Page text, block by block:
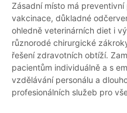
Zásadní místo má
vakcinace, důkladné
ohledně veterinárních diet i
různorodé chirurgické
řešení zdravotních obtíží.
pacientům individuálně a s
vzdělávání personálu a
profesionálních služeb pro